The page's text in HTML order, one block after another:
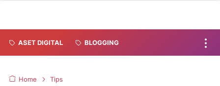
ASET DIGITAL BLOGGING
Home Tips